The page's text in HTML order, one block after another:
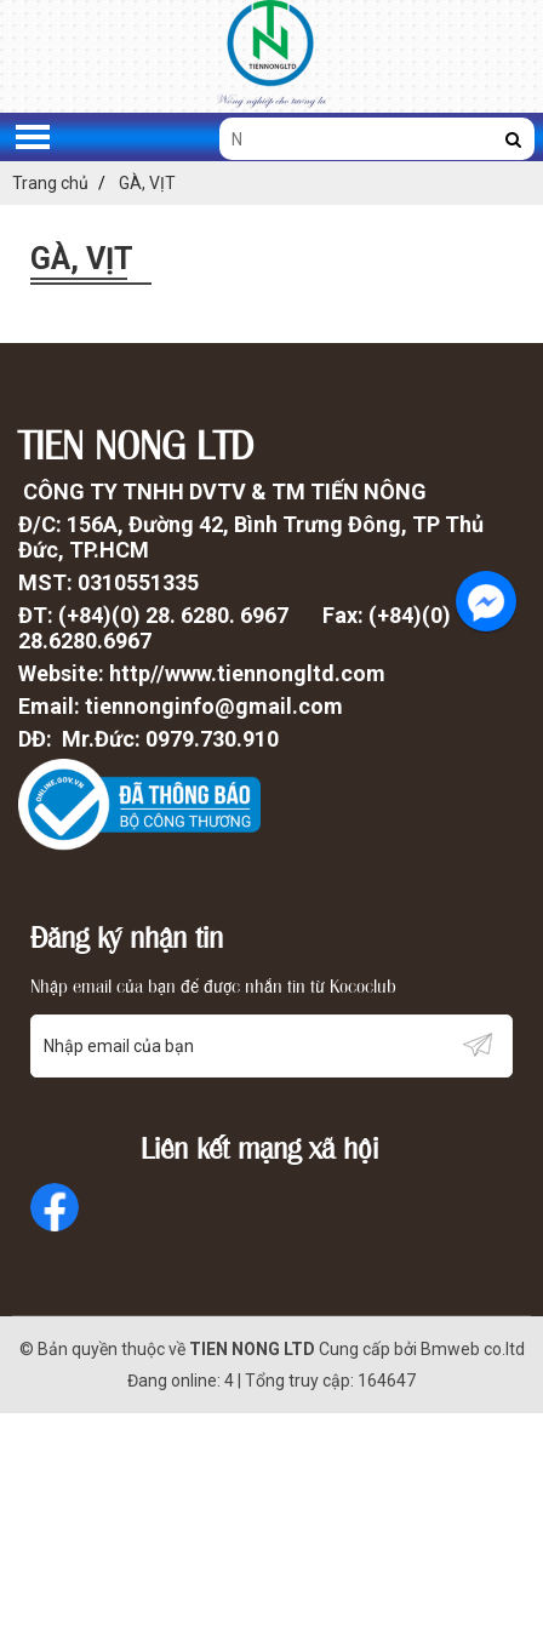
Trang chủ GÀ, VỊT
GÀ, VỊT
TIEN NONG LTD
CÔNG TY TNHH DVTV & TM TIẾN NÔNG
Đ/C: 156A, Đường 42, Bình Trưng Đông, TP Thủ
Đức, TP.HCM
MST: 0310551335
ĐT: (+84)(0) 28. 6280. 6967 Fax: (+84)(0)
28.6280.6967
Website: http//www.tiennongltd.com
Email: tiennonginfo@gmail.com
DĐ: Mr.Đức: 0979.730.910
Đăng ký nhận tin
Nhập email của bạn để được nhắn tin từ Kococlub
Liên kết mạng xã hội
© Bản quyền thuộc về TIEN NONG LTD Cung cấp bởi Bmweb co.ltd
Đang online: 4 | Tổng truy cập: 164647
HOÀN THÀNH
Đăng ký tư vấn trực tiếp 24/7: